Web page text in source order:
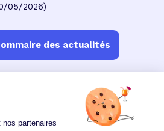
05/2026)
des actualités